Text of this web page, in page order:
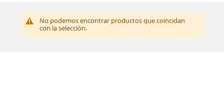
No podemos encontrar productos que coincidan
con la selección.